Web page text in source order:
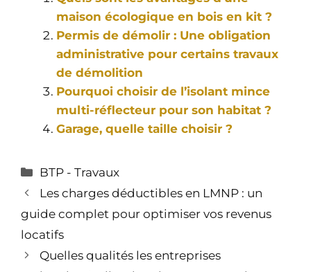
maison écologique en bois en kit ?
Permis de démolir : Une obligation
administrative pour certains travaux
de démolition
Pourquoi choisir de l’isolant mince
multi-réflecteur pour son habitat ?
Garage, quelle taille choisir ?
Catégories
BTP - Travaux
Navigation
des
articles
Les charges déductibles en LMNP : un
guide complet pour optimiser vos revenus
locatifs
Quelles qualités les entreprises